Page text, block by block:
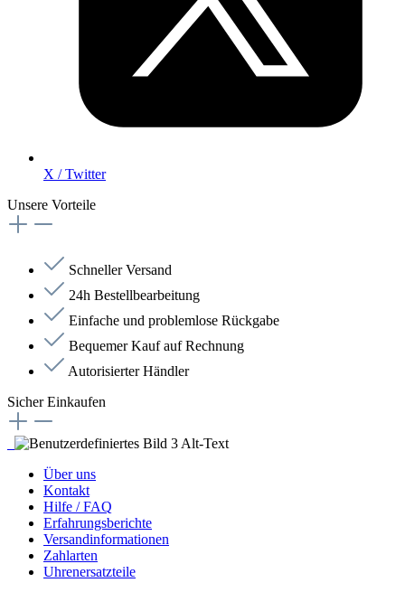
X / Twitter
Unsere Vorteile
Schneller Versand
24h Bestellbearbeitung
Einfache und problemlose Rückgabe
Bequemer Kauf auf Rechnung
Autorisierter Händler
Sicher Einkaufen
Über uns
Kontakt
Hilfe / FAQ
Erfahrungsberichte
Versandinformationen
Zahlarten
Uhrenersatzteile